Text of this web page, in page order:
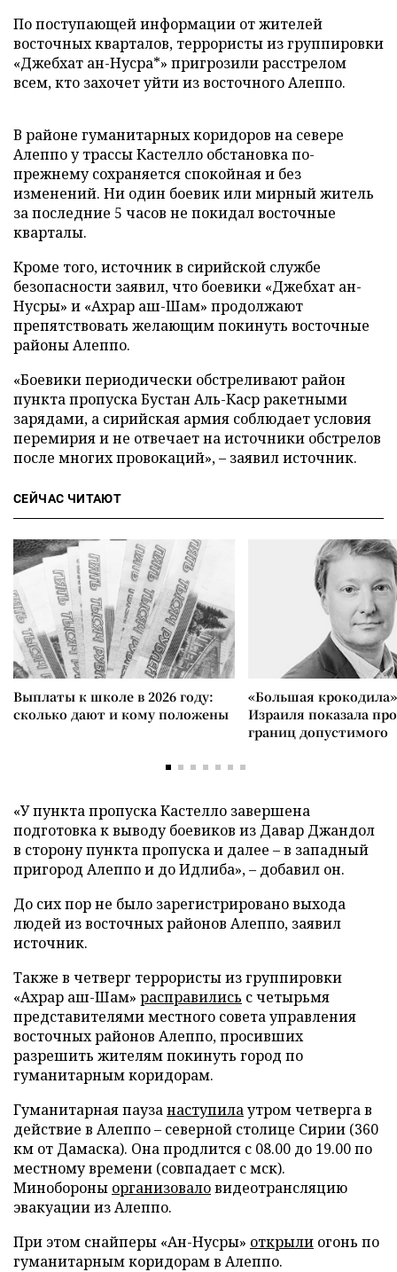
По поступающей информации от жителей
восточных кварталов, террористы из группировки
«Джебхат ан-Нусра*» пригрозили расстрелом
всем, кто захочет уйти из восточного Алеппо.
В районе гуманитарных коридоров на севере
Алеппо у трассы Кастелло обстановка по-
прежнему сохраняется спокойная и без
изменений. Ни один боевик или мирный житель
за последние 5 часов не покидал восточные
кварталы.
Кроме того, источник в сирийской службе
безопасности заявил, что боевики «Джебхат ан-
Нусры» и «Ахрар аш-Шам» продолжают
препятствовать желающим покинуть восточные
районы Алеппо.
«Боевики периодически обстреливают район
пункта пропуска Бустан Аль-Каср ракетными
зарядами, а сирийская армия соблюдает условия
перемирия и не отвечает на источники обстрелов
после многих провокаций», – заявил источник.
СЕЙЧАС ЧИТАЮТ
Выплаты к школе в 2026 году:
сколько дают и кому положены
«Большая
Израиля показала
границ допустимого
«У пункта пропуска Кастелло завершена
подготовка к выводу боевиков из Давар Джандол
в сторону пункта пропуска и далее – в западный
пригород Алеппо и до Идлиба», – добавил он.
До сих пор не было зарегистрировано выхода
людей из восточных районов Алеппо, заявил
источник.
Также в четверг террористы из группировки
«Ахрар аш-Шам» расправились с четырьмя
представителями местного совета управления
восточных районов Алеппо, просивших
разрешить жителям покинуть город по
гуманитарным коридорам.
Гуманитарная паузанаступилаутром четверга в
действие в Алеппо – северной столице Сирии (360
км от Дамаска). Она продлится с 08.00 до 19.00 по
местному времени (совпадает с мск).
Минобороны организоваловидеотрансляцию
эвакуации из Алеппо.
При этом снайперы «Ан-Нусры» открыли огонь по
гуманитарным коридорам в Алеппо.